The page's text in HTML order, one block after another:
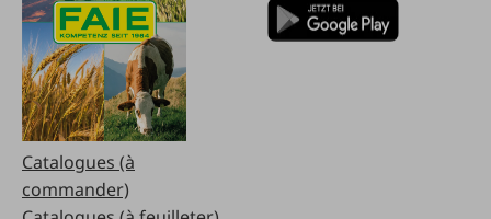
Catalogues (à
commander)